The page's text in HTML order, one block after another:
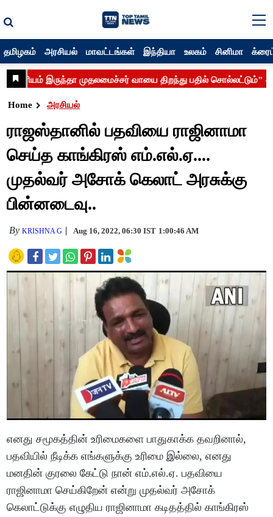
தமிழகம் அரசியல் மாவட்டங்கள் இந்தியா உலகம் சினிமா
Home அரசியல்
ராஜஸ்தானில் பதவியை ராஜினாமா
செய்த காங்கிரஸ் எம்.எல்.ஏ....
முதல்வர் அசோக் கெலாட் அரசுக்கு
பின்னடைவு..
ByKRISHNA G Aug 16, 2022, 06:30 IST 1:00:46 AM
எனது சமூகத்தின் உரிமைகளை பாதுகாக்க தவறினால்,
பதவியில் நீடிக்க எங்களுக்கு உரிமை இல்லை, எனது
மனதின் குரலை கேட்டு நான் எம்.எல்.ஏ. பதவியை
ராஜினாமா செய்கிறேன் என்று முதல்வர் அசோக்
கெலாட்டுக்கு எழுதிய ராஜினாமா கடிதத்தில் காங்கிரஸ்